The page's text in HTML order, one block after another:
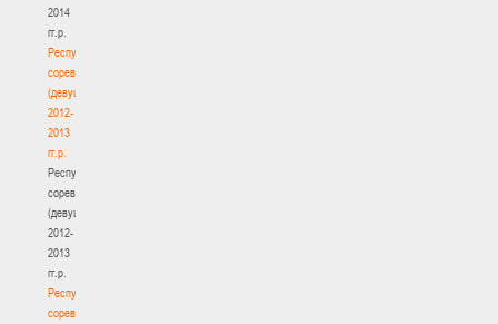
2014
гг.р.
Республиканские
соревнования
(девушки)
2012-
2013
гг.р.
Республиканские
соревнования
(девушки)
2012-
2013
гг.р.
Республиканские
соревнования